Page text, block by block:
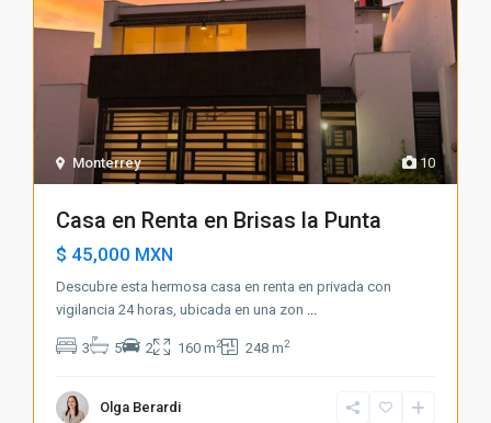
10
Monterrey
Casa en Renta en Brisas la Punta
$ 45,000 MXN
Descubre esta hermosa casa en renta en privada con
vigilancia 24 horas, ubicada en una zon
3 5 2 160 m2 248 m2
Olga Berardi